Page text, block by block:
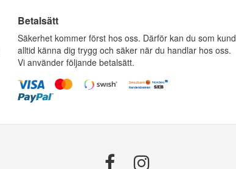
Betalsätt
Säkerhet kommer först hos oss. Därför kan du som kund
alltid känna dig trygg och säker när du handlar hos oss.
Vi använder följande betalsätt.